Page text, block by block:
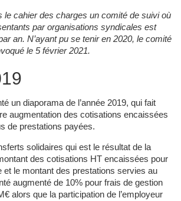
le cahier des charges un comité de suivi où
par organisations syndicales est
an. N’ayant pu se tenir en 2020, le comité
le 5 février 2021.
un diaporama de l’année 2019, qui fait
augmentation des cotisations encaissées
de prestations payées.
solidaires qui est le résultat de la
des cotisations HT encaissées pour
et le montant des prestations servies au
augmenté de 10% pour frais de gestion
alors que la participation de l’employeur